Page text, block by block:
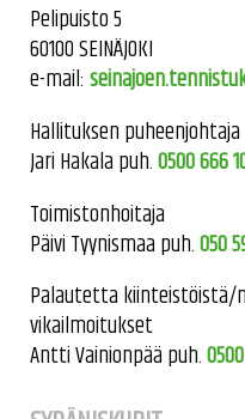
Pelipuisto 5
60100 SEINÄJOKI
e-mail:
Hallituksen puheenjohtaja
Jari Hakala puh.0500 666
Toimistonhoitaja
Päivi Tyynismaa puh.050
Palautetta kiinteistöistä/
vikailmoitukset
Antti Vainionpää puh.